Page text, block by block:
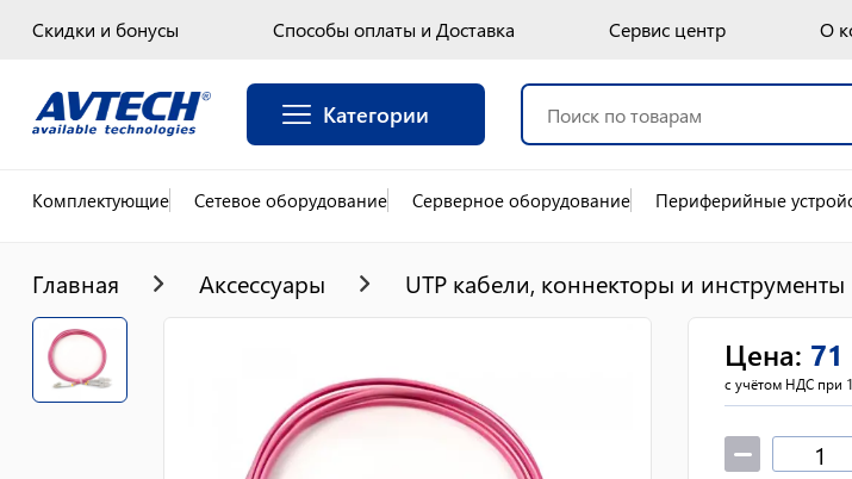
Скидки и бонусы Способы оплаты и Доставка Сервис центр О
Категории
Комплектующие Сетевое оборудование Серверное оборудование Периферийные
Главная Аксессуары UTP кабели, коннекторы и инструменты
Цена: 71
с учётом НДС при